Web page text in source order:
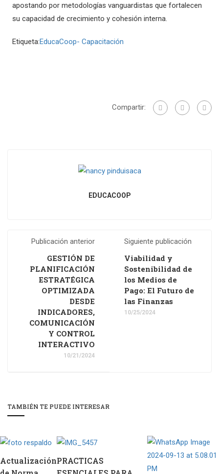
apostando por metodologías vanguardistas que fortalecen
su capacidad de crecimiento y cohesión interna.
Etiqueta:EducaCoop- Capacitación
Compartir:
EDUCACOOP
Publicación anterior
GESTIÓN DE
PLANIFICACIÓN
ESTRATÉGICA
OPTIMIZADA
DESDE
INDICADORES,
COMUNICACIÓN
Y CONTROL
INTERACTIVO
10/21/2024
Siguiente publicación
Viabilidad y
Sostenibilidad de
los Medios de
Pago: El Futuro de
las Finanzas
10/25/2024
TAMBIÉN TE PUEDE INTERESAR
ActualizaciónPRACTICAS